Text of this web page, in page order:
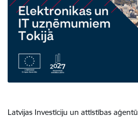
Latvijas Investīciju un attīstības